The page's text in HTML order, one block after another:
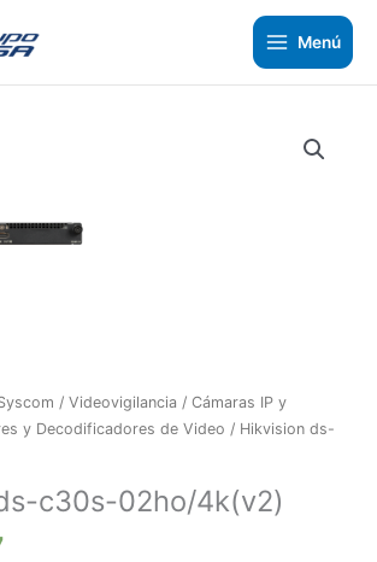
Menú
/ Videovigilancia / Cámaras IP y
y Decodificadores de Video / Hikvision ds-
c30s-02ho/4k(v2)